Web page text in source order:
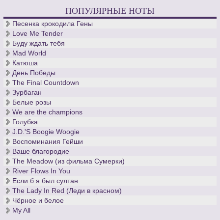
ПОПУЛЯРНЫЕ НОТЫ
Песенка крокодила Гены
Love Me Tender
Буду ждать тебя
Mad World
Катюша
День Победы
The Final Countdown
Зурбаган
Белые розы
We are the champions
Голубка
J.D.'S Boogie Woogie
Воспоминания Гейши
Ваше благородие
The Meadow (из фильма Сумерки)
River Flows In You
Если б я был султан
The Lady In Red (Леди в красном)
Чёрное и белое
My All